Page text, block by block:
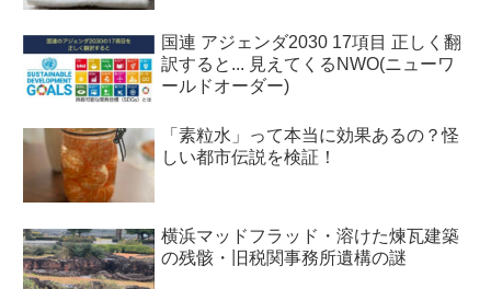
国連 アジェンダ2030 17項目 正しく翻
訳すると... 見えてくるNWO(ニューワ
ールドオーダー)
「素粒水」って本当に効果あるの？怪
しい都市伝説を検証！
横浜マッドフラッド・溶けた煉瓦建築
の残骸・旧税関事務所遺構の謎